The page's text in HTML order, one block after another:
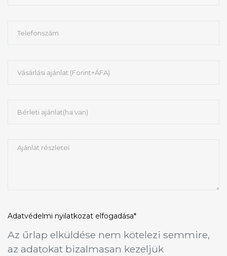
Adatvédelmi nyilatkozat elfogadása*
Az űrlap elküldése nem kötelezi semmire,
az adatokat bizalmasan kezeljük